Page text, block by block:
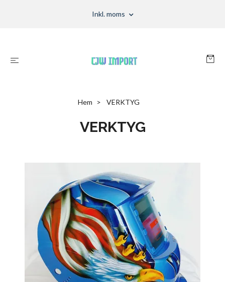
Inkl. moms
Hem VERKTYG
VERKTYG